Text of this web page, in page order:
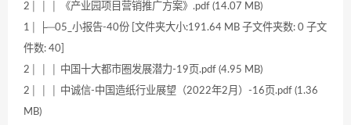
2│ │ │ 《产业园项目营销推广方案》.pdf (14.07 MB)
1│ ├─05_小报告-40份 [文件夹大小:191.64 MB 子文件夹数: 0 子文
件数: 40]
2│ │ │ 中国十大都市圈发展潜力-19页.pdf (4.95 MB)
2│ │ │ 中诚信-中国造纸行业展望（2022年2月）-16页.pdf (1.36
MB)